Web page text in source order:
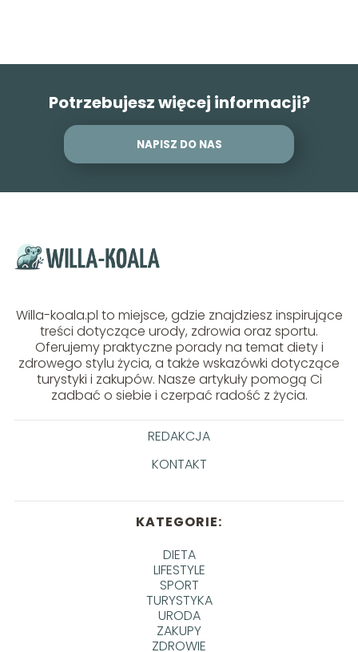
Potrzebujesz więcej informacji?
NAPISZ DO NAS
Willa-koala.pl to miejsce, gdzie znajdziesz inspirujące
treści dotyczące urody, zdrowia oraz sportu.
Oferujemy praktyczne porady na temat diety i
zdrowego stylu życia, a także wskazówki dotyczące
turystyki i zakupów. Nasze artykuły pomogą Ci
zadbać o siebie i czerpać radość z życia.
REDAKCJA
KONTAKT
KATEGORIE:
DIETA
LIFESTYLE
SPORT
TURYSTYKA
URODA
ZAKUPY
ZDROWIE